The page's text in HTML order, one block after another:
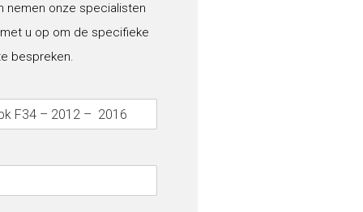
nemen onze specialisten
u op om de specifieke
bespreken.